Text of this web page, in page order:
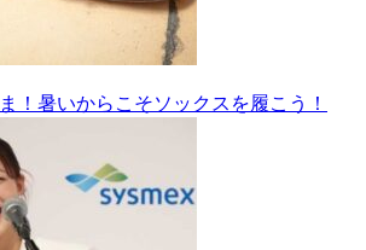
！暑いからこそソックスを履こう！